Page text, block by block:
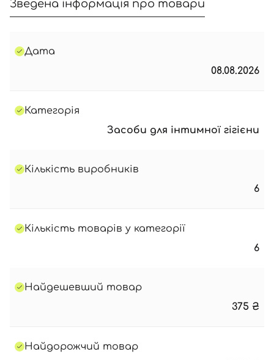
Зведена інформація про товари
Дата
08.08.2026
Категорія
Засоби для інтимної гігієни
Кількість виробників
6
Кількість товарів у категорії
6
Найдешевший товар
375 ₴
Найдорожчий товар
приймаєте умовиУгоди користувача
Увійти за допомогою e-mail